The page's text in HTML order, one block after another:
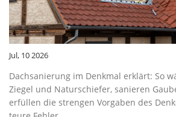
Jul, 10 2026
Dachsanierung im Denkmal erklärt: So
Ziegel und Naturschiefer, sanieren
erfüllen die strengen Vorgaben des